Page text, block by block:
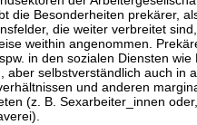
die Besonderheiten prekärer,
die weiter verbreitet
weithin angenommen.
in den sozialen Diensten wie
aber selbstverständlich auch in
und anderen
(z. B. Sexarbeiter_innen